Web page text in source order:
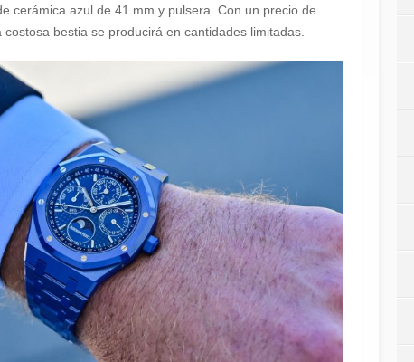
cerámica azul de 41 mm y pulsera. Con un precio de
bestia se producirá en cantidades limitadas.